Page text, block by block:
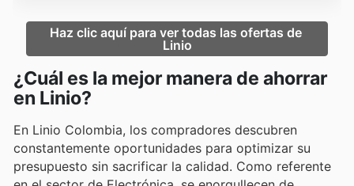
Haz clic aquí para ver todas las ofertas de
Linio
¿Cuál es la mejor manera de ahorrar
en Linio?
En Linio Colombia, los compradores descubren
constantemente oportunidades para optimizar su
presupuesto sin sacrificar la calidad. Como referente